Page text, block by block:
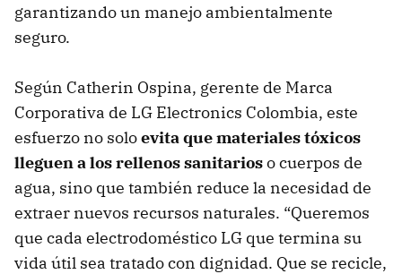
garantizando un manejo ambientalmente
seguro.
Según Catherin Ospina, gerente de Marca
Corporativa de LG Electronics Colombia, este
esfuerzo no soloevita que materiales tóxicos
lleguen a los rellenos sanitarioso cuerpos de
agua, sino que también reduce la necesidad de
extraer nuevos recursos naturales. “Queremos
que cada electrodoméstico LG que termina su
vida útil sea tratado con dignidad. Que se recicle,